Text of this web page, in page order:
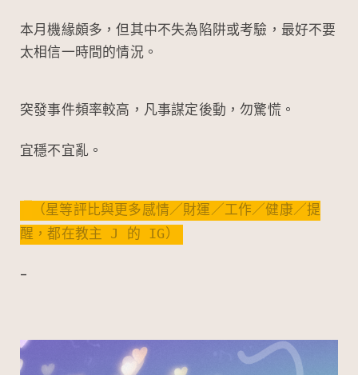
本月機緣頗多，但其中不失為陷阱或考驗，最好不要
太相信一時間的情況。
突發事件頻率較高，凡事謀定後動，勿驚慌。
宜穩不宜亂。
（星等評比與更多感情／財運／工作／健康／提
醒，都在教主 J 的 IG）
–